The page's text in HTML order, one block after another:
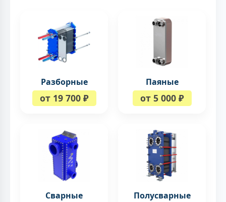
Разборные
от 19 700 ₽
Паяные
от 5 000 ₽
Сварные Полусварные